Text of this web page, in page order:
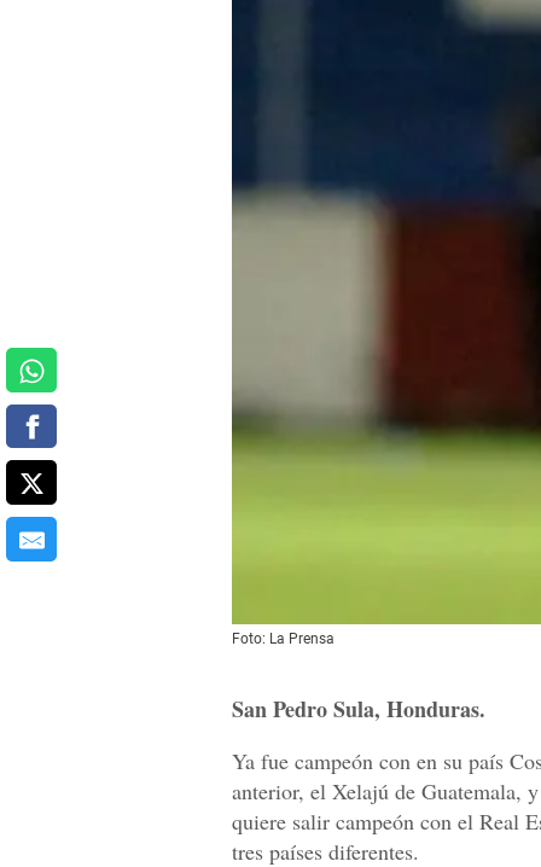
Foto: La Prensa
San Pedro Sula, Honduras.
Ya fue campeón con en su país
anterior, el Xelajú de Guatemala,
quiere salir campeón con el Real
tres países diferentes.